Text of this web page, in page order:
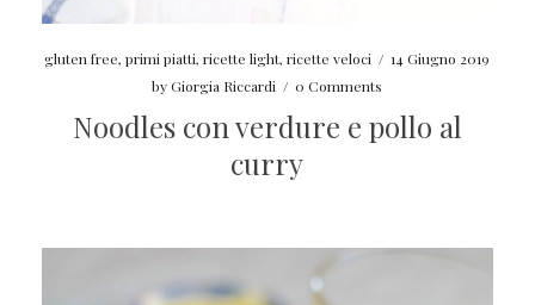
gluten free,primi piatti,ricette light,ricette veloci / 14 Giugno 2019
byGiorgia Riccardi / 0 Comments
Noodles con verdure e pollo al
curry